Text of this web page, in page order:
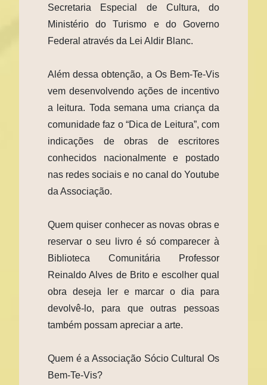
Secretaria Especial de Cultura, do
Ministério do Turismo e do Governo
Federal através da Lei Aldir Blanc.
Além dessa obtenção, a Os Bem-Te-Vis
vem desenvolvendo ações de incentivo
a leitura. Toda semana uma criança da
comunidade faz o “Dica de Leitura”, com
indicações de obras de escritores
conhecidos nacionalmente e postado
nas redes sociais e no canal do Youtube
da Associação.
Quem quiser conhecer as novas obras e
reservar o seu livro é só comparecer à
Biblioteca Comunitária Professor
Reinaldo Alves de Brito e escolher qual
obra deseja ler e marcar o dia para
devolvê-lo, para que outras pessoas
também possam apreciar a arte.
Quem é a Associação Sócio Cultural Os
Bem-Te-Vis?